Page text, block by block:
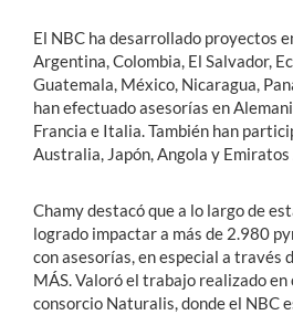
El NBC ha desarrollado proyectos
Argentina, Colombia, El Salvador,
Guatemala, México, Nicaragua,
han efectuado asesorías en
Francia e Italia. También han
Australia, Japón, Angola y
Chamy destacó que a lo largo de
logrado impactar a más de 2.980
con asesorías, en especial a través
MÁS. Valoró el trabajo realizado en
consorcio Naturalis, donde el NBC